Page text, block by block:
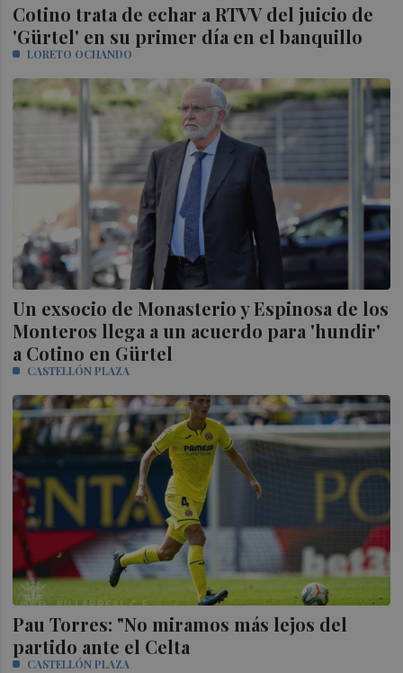
Cotino trata de echar a RTVV del juicio de
'Gürtel' en su primer día en el banquillo
LORETO OCHANDO
Un exsocio de Monasterio y Espinosa de los
Monteros llega a un acuerdo para 'hundir'
a Cotino en Gürtel
CASTELLÓN PLAZA
Pau Torres: "No miramos más lejos del
partido ante el Celta
CASTELLÓN PLAZA